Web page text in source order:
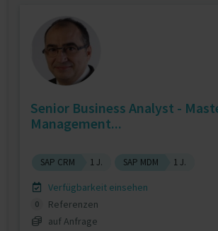
Senior Business Analyst -
Management...
SAP CRM 1 J. SAP MDM 1 J.
Verfügbarkeit einsehen
0
Referenzen
auf Anfrage